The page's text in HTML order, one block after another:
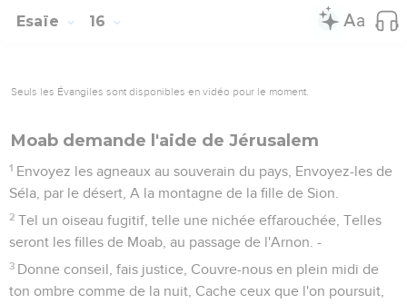
sans relâche, Celui qui dans sa colère subjuguait les nations,
chants d'allégresse,
chute : Depuis que tu es tombé, personne ne monte pour
Le séjour des morts s'émeut jusque dans ses profondeurs,
Pour t'accueillir à ton arrivée ; Il réveille devant toi les
ombres, tous les grands de la terre, Il fait lever de leurs
trônes tous les rois des nations.
10
Tous prennent la parole pour te dire : Toi aussi, tu es sans
force comme nous, Tu es devenu semblable à nous !